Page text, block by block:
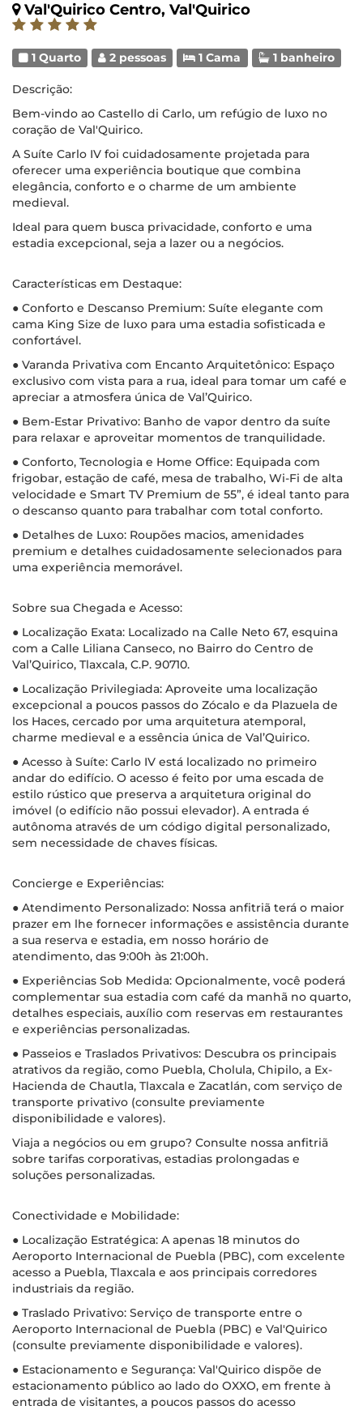
Val'Quirico Centro, Val'Quirico
1 Quarto 2 pessoas 1 Cama 1 banheiro
Descrição:
Bem-vindo ao Castello di Carlo, um refúgio de luxo no
coração de Val'Quirico.
A Suíte Carlo IV foi cuidadosamente projetada para
oferecer uma experiência boutique que combina
elegância, conforto e o charme de um ambiente
medieval.
Ideal para quem busca privacidade, conforto e uma
estadia excepcional, seja a lazer ou a negócios.
Características em Destaque:
● Conforto e Descanso Premium: Suíte elegante com
cama King Size de luxo para uma estadia sofisticada e
confortável.
● Varanda Privativa com Encanto Arquitetônico: Espaço
exclusivo com vista para a rua, ideal para tomar um café e
apreciar a atmosfera única de Val’Quirico.
● Bem-Estar Privativo: Banho de vapor dentro da suíte
para relaxar e aproveitar momentos de tranquilidade.
● Conforto, Tecnologia e Home Office: Equipada com
frigobar, estação de café, mesa de trabalho, Wi-Fi de alta
velocidade e Smart TV Premium de 55”, é ideal tanto para
o descanso quanto para trabalhar com total conforto.
● Detalhes de Luxo: Roupões macios, amenidades
premium e detalhes cuidadosamente selecionados para
uma experiência memorável.
Sobre sua Chegada e Acesso:
● Localização Exata: Localizado na Calle Neto 67, esquina
com a Calle Liliana Canseco, no Bairro do Centro de
Val’Quirico, Tlaxcala, C.P. 90710.
● Localização Privilegiada: Aproveite uma localização
excepcional a poucos passos do Zócalo e da Plazuela de
los Haces, cercado por uma arquitetura atemporal,
charme medieval e a essência única de Val’Quirico.
● Acesso à Suíte: Carlo IV está localizado no primeiro
andar do edifício. O acesso é feito por uma escada de
estilo rústico que preserva a arquitetura original do
imóvel (o edifício não possui elevador). A entrada é
autônoma através de um código digital personalizado,
sem necessidade de chaves físicas.
Concierge e Experiências:
● Atendimento Personalizado: Nossa anfitriã terá o maior
prazer em lhe fornecer informações e assistência durante
a sua reserva e estadia, em nosso horário de
atendimento, das 9:00h às 21:00h.
● Experiências Sob Medida: Opcionalmente, você poderá
complementar sua estadia com café da manhã no quarto,
detalhes especiais, auxílio com reservas em restaurantes
e experiências personalizadas.
● Passeios e Traslados Privativos: Descubra os principais
atrativos da região, como Puebla, Cholula, Chipilo, a Ex-
Hacienda de Chautla, Tlaxcala e Zacatlán, com serviço de
transporte privativo (consulte previamente
disponibilidade e valores).
Viaja a negócios ou em grupo? Consulte nossa anfitriã
sobre tarifas corporativas, estadias prolongadas e
soluções personalizadas.
Conectividade e Mobilidade:
● Localização Estratégica: A apenas 18 minutos do
Aeroporto Internacional de Puebla (PBC), com excelente
acesso a Puebla, Tlaxcala e aos principais corredores
industriais da região.
● Traslado Privativo: Serviço de transporte entre o
Aeroporto Internacional de Puebla (PBC) e Val'Quirico
(consulte previamente disponibilidade e valores).
● Estacionamento e Segurança: Val'Quirico dispõe de
estacionamento público ao lado do OXXO, em frente à
entrada de visitantes, a poucos passos do acesso